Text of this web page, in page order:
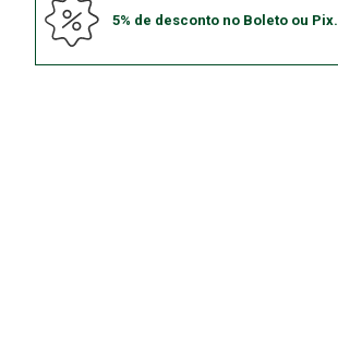
5% de desconto no Boleto ou Pix.